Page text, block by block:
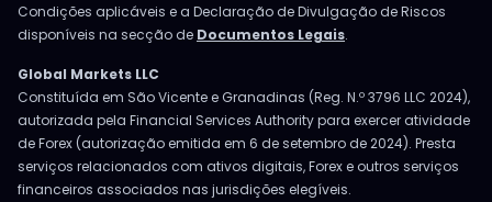
Condições aplicáveis e a Declaração de Divulgação de Riscos
disponíveis na secção de Documentos Legais.
Global Markets LLC
Constituída em São Vicente e Granadinas (Reg. N.º 3796 LLC 2024),
autorizada pela Financial Services Authority para exercer atividade
de Forex (autorização emitida em 6 de setembro de 2024). Presta
serviços relacionados com ativos digitais, Forex e outros serviços
financeiros associados nas jurisdições elegíveis.